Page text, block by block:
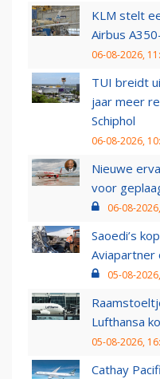
KLM stelt
Airbus
06-08-2026,
TUI breidt
jaar meer
Schiphol
06-08-2026,
Nieuwe
voor
06-08-
Saoedi’s
Aviapartner
05-08-
Lufthansa
05-08-2026,
Cathay